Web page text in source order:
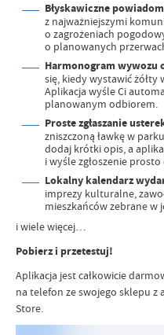
Błyskawiczne
z najważniejszymi
o zagrożeniach
o planowanych
Harmonogram wywozu
się, kiedy wystawić żółty
Aplikacja wyśle Ci
planowanym odbiorem.
Proste zgłaszanie
zniszczoną ławkę w
dodaj krótki opis, a
i wyśle zgłoszenie
Lokalny kalendarz
imprezy kulturalne,
mieszkańców zebrane w
i wiele więcej…
Pobierz i przetestuj!
Aplikacja jest całkowicie
na telefon ze swojego sklepu z
Store.